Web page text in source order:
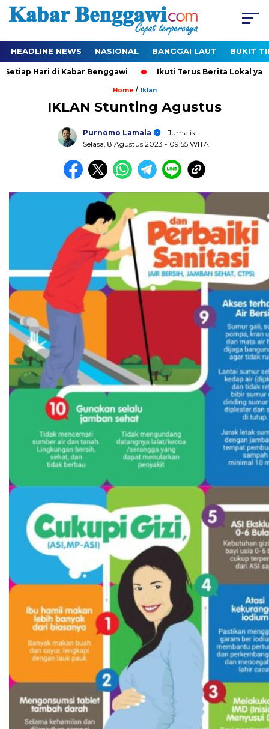
HEADLINE NEWS NASIONAL BANGGAI LAUT BUKIT
Hari di Kabar Benggawi Ikuti Terus Berita Lokal yang
Home/ Iklan
IKLAN Stunting Agustus
Purnomo Lamala
- Jurnalis
Selasa, 8 Agustus 2023 - 09:55 WITA